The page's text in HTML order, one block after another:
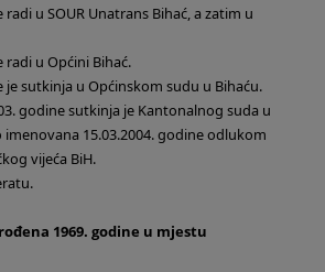
u SOUR Unatrans Bihać, a zatim u
radi u Općini Bihać.
je sutkinja u Općinskom sudu u Bihaću.
godine sutkinja je Kantonalnog suda u
15.03.2004. godine odlukom
vijeća BiH.
1969. godine u mjestu